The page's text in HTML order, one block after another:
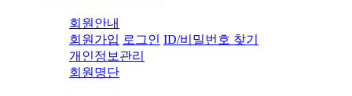
회원안내
회원가입 로그인 ID/비밀번호 찾기
개인정보관리
회원명단